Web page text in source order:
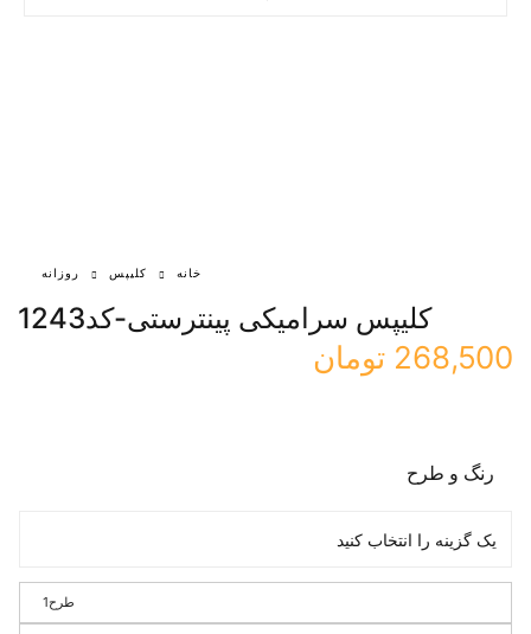
خانه کلیپس روزانه
کلیپس سرامیکی پینترستی-کد1243
268,500 تومان
رنگ و طرح
طرح1